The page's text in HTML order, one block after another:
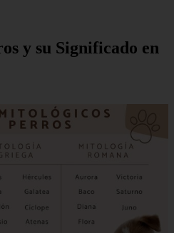
y su Significado en